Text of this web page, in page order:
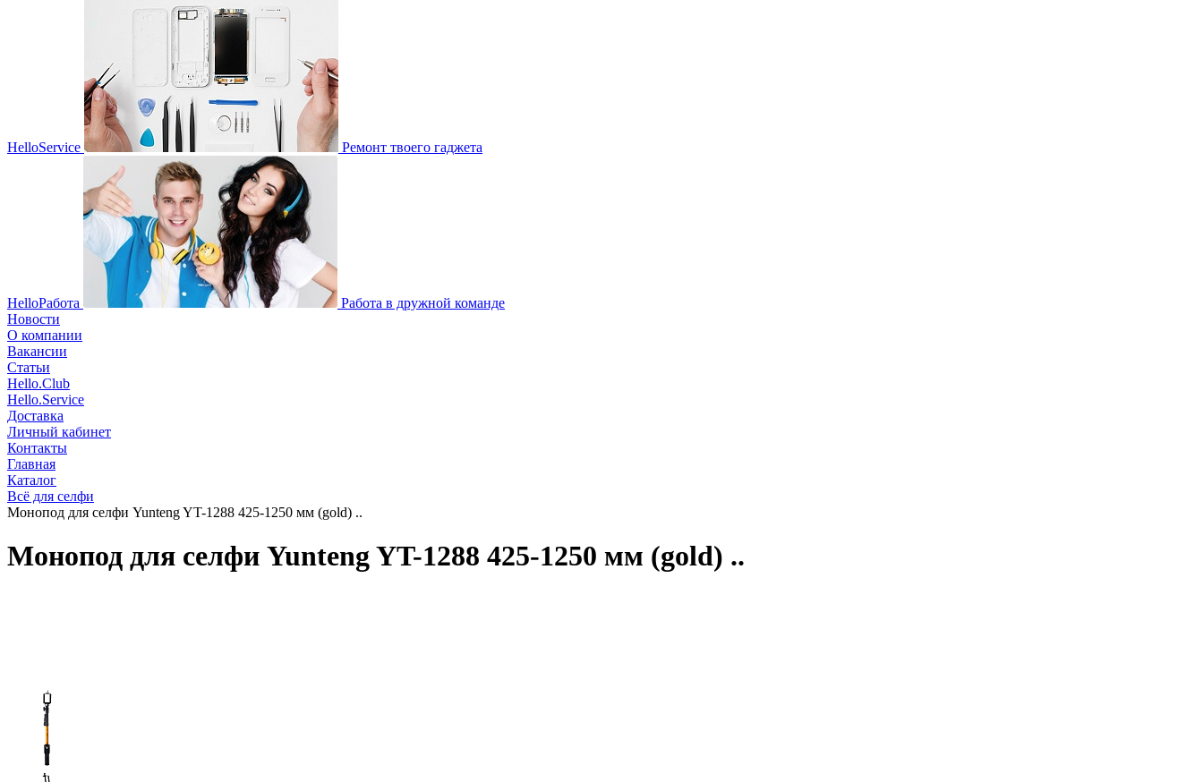
HelloService Ремонт твоего гаджета
HelloРабота
Работа в дружной команде
Новости
О компании
Вакансии
Статьи
Hello.Club
Hello.Service
Доставка
Личный кабинет
Контакты
Главная
Каталог
Всё для селфи
Монопод для селфи Yunteng YT-1288 425-1250 мм (gold) ..
Монопод для селфи Yunteng YT-1288 425-1250 мм (gold) ..